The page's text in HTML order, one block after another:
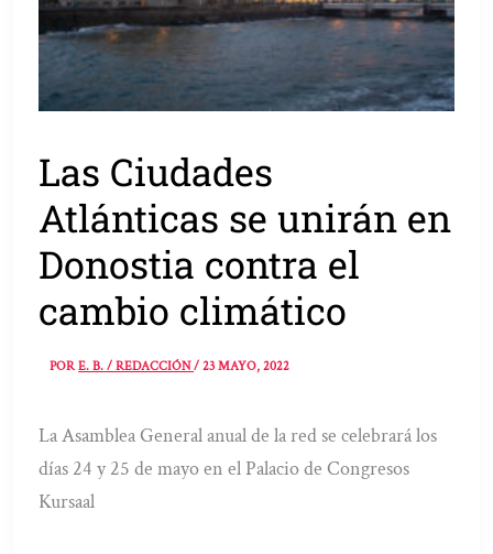
Las Ciudades
Atlánticas se unirán en
Donostia contra el
cambio climático
PORE. B. / REDACCIÓN/23 MAYO, 2022
La Asamblea General anual de la red se celebrará los
días 24 y 25 de mayo en el Palacio de Congresos
Kursaal